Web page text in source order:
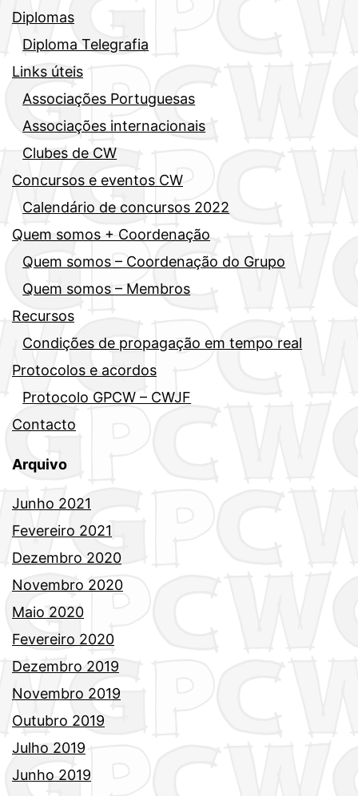
Diplomas
Diploma Telegrafia
Links úteis
Associações Portuguesas
Associações internacionais
Clubes de CW
Concursos e eventos CW
Calendário de concursos 2022
Quem somos + Coordenação
Quem somos – Coordenação do Grupo
Quem somos – Membros
Recursos
Condições de propagação em tempo real
Protocolos e acordos
Protocolo GPCW – CWJF
Contacto
Arquivo
Junho 2021
Fevereiro 2021
Dezembro 2020
Novembro 2020
Maio 2020
Fevereiro 2020
Dezembro 2019
Novembro 2019
Outubro 2019
Julho 2019
Junho 2019